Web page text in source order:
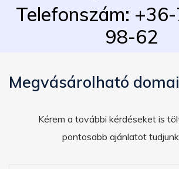
Telefonszám:
98-62
Megvásárolható
Kérem a további kérdéseket is
pontosabb ajánlatot